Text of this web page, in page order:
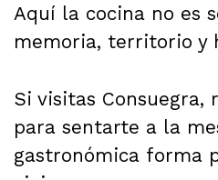
Aquí la cocina no es
memoria, territorio y
Si visitas Consuegra,
para sentarte a la
gastronómica forma